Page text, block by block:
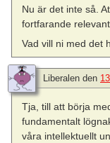
Nu är det inte så.
fortfarande relevant.
Vad vill ni med det
Liberalen den
Tja, till att börja
fundamentalt
våra intellektuellt